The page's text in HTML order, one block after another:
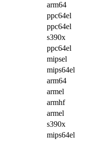
arm64
ppc64el
ppc64el
s390x
ppc64el
mipsel
mips64el
arm64
armel
armhf
armel
s390x
mips64el